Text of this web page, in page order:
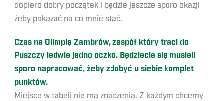
dopiero dobry początek i będzie jeszcze sporo okazji
żeby pokazać na co mnie stać.
Czas na Olimpię Zambrów, zespół który traci do
Puszczy ledwie jedno oczko. Będziecie się musieli
sporo napracować, żeby zdobyć u siebie komplet
punktów.
Miejsce w tabeli nie ma znaczenia. Z każdym chcemy